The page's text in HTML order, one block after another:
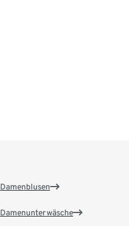
Damenblusen
Damenunterwäsche